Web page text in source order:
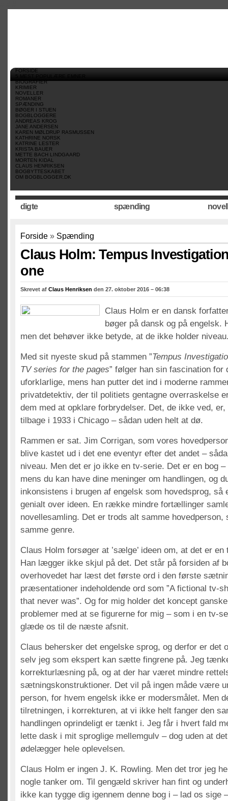
FORSIDE
5 MEST POPULÆRE EMNER
BIOGRAFIER
KRIMIER
NOVELLER
ROMANER
SPÆNDING
BØGER I STUEN
BOGBLOGGERE
ANDREAS KROG
JANE ANDERSEN
KAREN MØLDRUP RASMUSSEN
KATHRINE NORSK
KATRINE LESTER
KRISTA BAUER
METTE BACH LINDGAARD
MORTEN KIDAL
CLAUS HENRIKSEN
BOGBYTTESKABET
OM BOGBLOGGER.DK
digte spænding
Forside » Spænding
Claus Holm: Tempus
one
Skrevet af Claus Henriksen den 27. oktober 2016 – 06:38
Claus Holm er en dansk
bøger på dansk og på engelsk.
men det behøver ikke betyde, at de ikke holder
Med sit nyeste skud på stammen ”Tempus
TV series for the pages” følger han sin fascination for
uforklarlige, mens han putter det ind i moderne
privatdetektiv, der til politiets gentagne overraskelse
dem med at opklare forbrydelser. Det, de ikke ved,
tilbage i 1933 i Chicago – sådan uden helt at dø.
Rammen er sat. Jim Corrigan, som vores
blive kastet ud i det ene eventyr efter det andet –
niveau. Men det er jo ikke en tv-serie. Det er en bog
mens du kan have dine meninger om handlingen, og
inkonsistens i brugen af engelsk som hovedsprog, så
genialt over ideen. En række mindre fortællinger
novellesamling. Det er trods alt samme hovedperson,
samme genre.
Claus Holm forsøger at ’sælge’ ideen om, at det er
Han lægger ikke skjul på det. Det står på forsiden af
overhovedet har læst det første ord i den første
præsentationer indeholdende ord som ”A fictional tv-
that never was”. Og for mig holder det koncept
problemer med at se figurerne for mig – som i en tv-
glæde os til de næste afsnit.
Claus behersker det engelske sprog, og derfor er det
selv jeg som ekspert kan sætte fingrene på. Jeg
korrekturlæsning på, og at der har været mindre
sætningskonstruktioner. Det vil på ingen måde være
person, for hvem engelsk ikke er modersmålet. Men
tilretningen, i korrekturen, at vi ikke helt fanger den
handlingen oprindeligt er tænkt i. Jeg får i hvert fald
lette dask i mit sproglige mellemgulv – dog uden at
ødelægger hele oplevelsen.
Claus Holm er ingen J. K. Rowling. Men det tror jeg
nogle tanker om. Til gengæld skriver han fint og
ikke kan tygge dig igennem denne bog i – lad os sige